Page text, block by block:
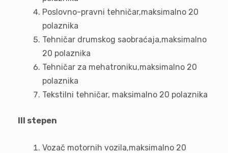
Poslovno-pravni tehničar,maksimalno 20
polaznika
Tehničar drumskog saobraćaja,maksimalno
20 polaznika
Tehničar za mehatroniku,maksimalno 20
polaznika
Tekstilni tehničar, maksimalno 20 polaznika
III stepen
Vozač motornih vozila,maksimalno 20